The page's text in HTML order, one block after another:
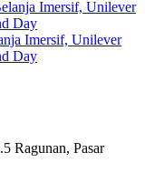
Imersif, Unilever
Day
Ragunan, Pasar